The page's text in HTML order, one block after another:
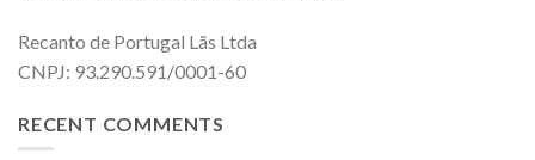
Recanto de Portugal Lãs Ltda
CNPJ: 93.290.591/0001-60
RECENT COMMENTS